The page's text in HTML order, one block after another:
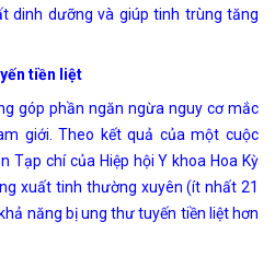
dinh dưỡng và giúp tinh trùng tăng
tiền liệt
góp phần ngăn ngừa nguy cơ mắc
giới. Theo kết quả của một cuộc
Tạp chí của Hiệp hội Y khoa Hoa Kỳ
xuất tinh thường xuyên (ít nhất 21
năng bị ung thư tuyến tiền liệt hơn